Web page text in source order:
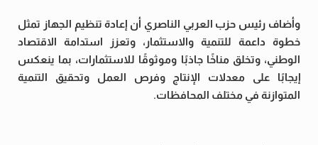
وأضاف رئيس حزب العربي الناصري أن إعادة تنظيم الجهاز تمثل
خطوة داعمة للتنمية والاستثمار، وتعزز استدامة الاقتصاد
الوطني، وتخلق مناخًا جاذبًا وموثوقًا للاستثمارات، بما ينعكس
إيجابًا على معدلات الإنتاج وفرص العمل وتحقيق التنمية
المتوازنة في مختلف المحافظات.